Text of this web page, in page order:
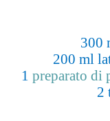
300
200 ml
1 preparato di
2